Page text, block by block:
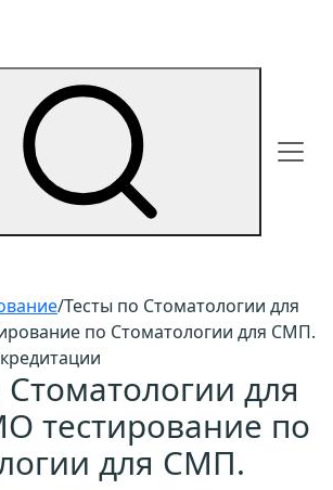
/Тесты по Стоматологии для
по Стоматологии для СМП.
для
тестирование по
для СМП.